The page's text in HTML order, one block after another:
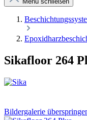
Sikafloor 264
Bildergalerie